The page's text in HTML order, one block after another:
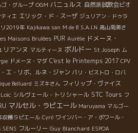
ゴ・グループ OGM バニュルス 自然派試飲会ビオ
ィエ エリック・ド・スーザ ジュリアン・ドゥラ
2019年 Kajikawa san M de B S.A.I.N 高山南美さ
Maisons Brulées PUR Aurélie ドメーヌ・
リアンヌ マルティーヌ ボルドー St Joseph ム
ドメーヌ・マダ C'est le Printemps 2017 CPV
エ・リボ、ルネ・ジャン パリ・ビストロ・ロバ
Belluard ミズキさん フィリップ・ヴァイス
Loïc シルヴェール・トリシャール STC Tours フ
マルセル・ラピエール Maruyama マルゴー
収穫ラピエール Cyril ワインバー・ア・ボワール・
SENS フルーリー Guy Blanchard ESPOA